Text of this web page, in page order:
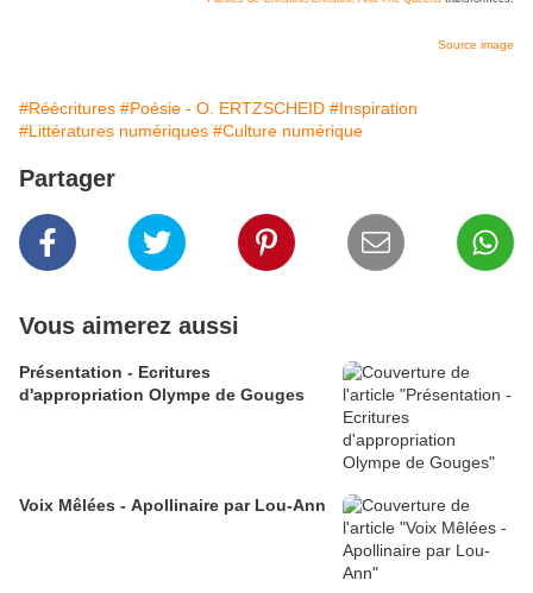
Source image
#Réécritures #Poésie - O. ERTZSCHEID #Inspiration
#Littératures numériques #Culture numérique
Partager
Vous aimerez aussi
Présentation - Ecritures
d'appropriation Olympe de Gouges
Voix Mêlées - Apollinaire par Lou-Ann